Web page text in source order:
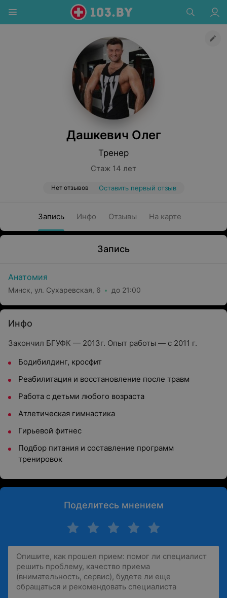
Дашкевич Олег
Тренер
Стаж 14 лет
Нет отзывов Оставить первый отзыв
Запись Инфо Отзывы На карте
Запись
Анатомия
Минск, ул. Сухаревская, 6 до 21:00
Инфо
Закончил БГУФК — 2013г. Опыт работы — с 2011 г.
Бодибилдинг, кросфит
Реабилитация и восстановление после травм
Работа с детьми любого возраста
Атлетическая гимнастика
Гирьевой фитнес
Подбор питания и составление программ
тренировок
Поделитесь мнением